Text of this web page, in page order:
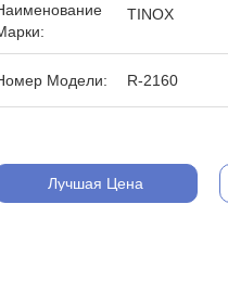
TINOX
Модели: R-2160
Лучшая Цена